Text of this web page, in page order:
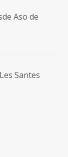
Aso de
Santes